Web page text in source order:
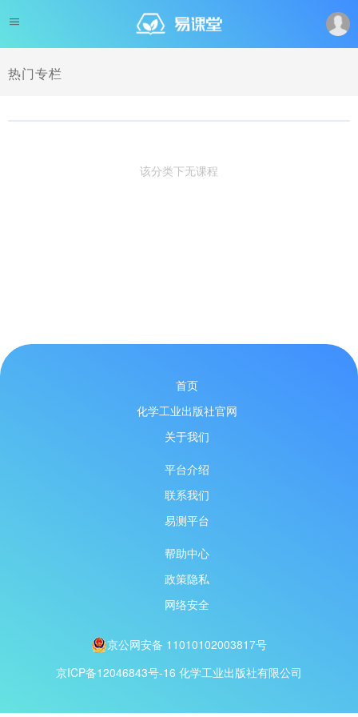
热门专栏
该分类下无课程
首页
化学工业出版社官网
关于我们
平台介绍
联系我们
易测平台
帮助中心
政策隐私
网络安全
京公网安备 11010102003817号
京ICP备12046843号-16 化学工业出版社有限公司